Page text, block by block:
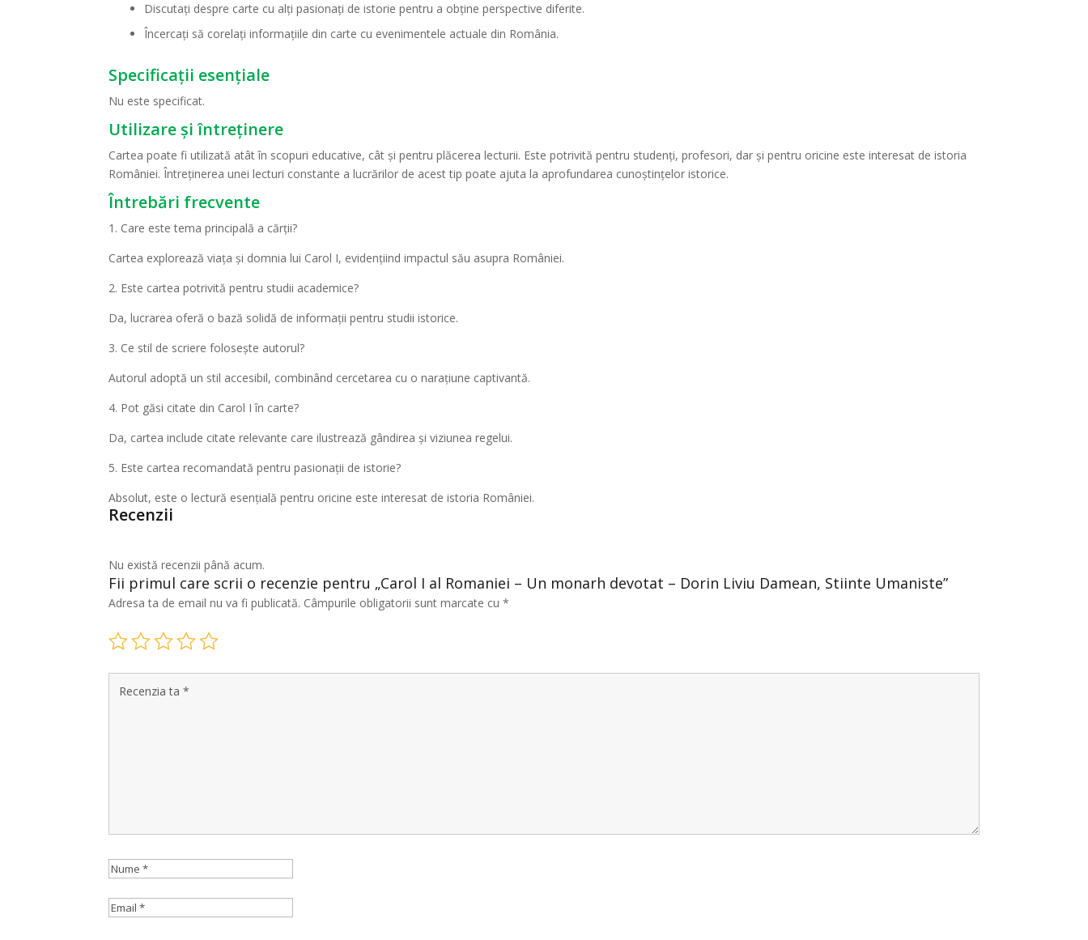
Discutați despre carte cu alți pasionați de istorie pentru a obține perspective diferite.
Încercați să corelați informațiile din carte cu evenimentele actuale din România.
Specificații esențiale
Nu este specificat.
Utilizare și întreținere
Cartea poate fi utilizată atât în scopuri educative, cât și pentru plăcerea lecturii. Este potrivită pentru studenți, profesori, dar și pentru oricine este interesat de istoria
României. Întreținerea unei lecturi constante a lucrărilor de acest tip poate ajuta la aprofundarea cunoștințelor istorice.
Întrebări frecvente
1. Care este tema principală a cărții?
Cartea explorează viața și domnia lui Carol I, evidențiind impactul său asupra României.
2. Este cartea potrivită pentru studii academice?
Da, lucrarea oferă o bază solidă de informații pentru studii istorice.
3. Ce stil de scriere folosește autorul?
Autorul adoptă un stil accesibil, combinând cercetarea cu o narațiune captivantă.
4. Pot găsi citate din Carol I în carte?
Da, cartea include citate relevante care ilustrează gândirea și viziunea regelui.
5. Este cartea recomandată pentru pasionații de istorie?
Absolut, este o lectură esențială pentru oricine este interesat de istoria României.
Recenzii
Nu există recenzii până acum.
Fii primul care scrii o recenzie pentru „Carol I al Romaniei – Un monarh devotat – Dorin Liviu Damean, Stiinte Umaniste”
Adresa ta de email nu va fi publicată. Câmpurile obligatorii sunt marcate cu*